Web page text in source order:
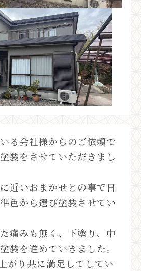
る会社様からのご依頼で
装をさせていただきまし
近いおまかせとの事で日
色から選び塗装させてい
痛みも無く、下塗り、中
装を進めていきました。
がり共に満足してしてい